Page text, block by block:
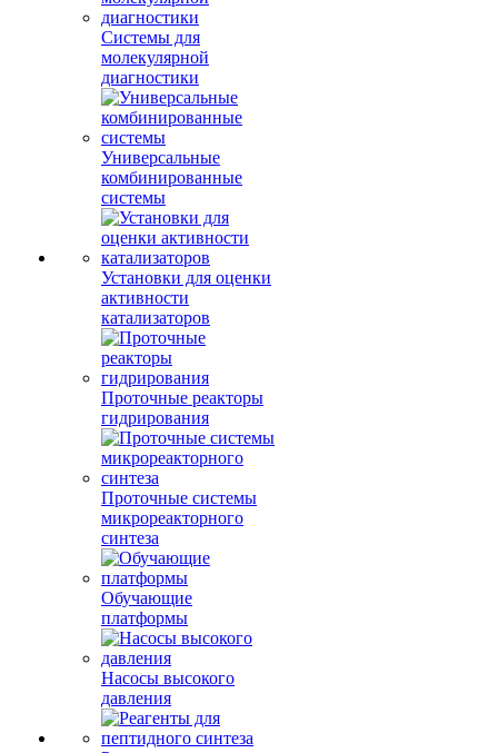
Системы для
молекулярной
диагностики
Универсальные
комбинированные
системы
Установки для оценки
активности
катализаторов
Проточные реакторы
гидрирования
Проточные системы
микрореакторного
синтеза
Обучающие
платформы
Насосы высокого
давления